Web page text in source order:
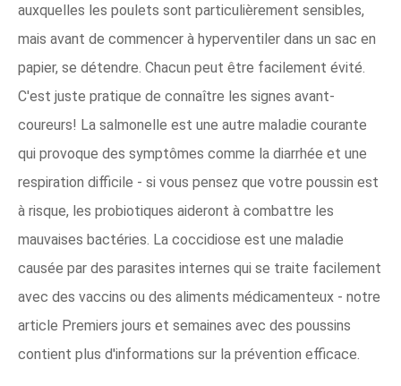
auxquelles les poulets sont particulièrement sensibles,
mais avant de commencer à hyperventiler dans un sac en
papier, se détendre. Chacun peut être facilement évité.
C'est juste pratique de connaître les signes avant-
coureurs! La salmonelle est une autre maladie courante
qui provoque des symptômes comme la diarrhée et une
respiration difficile - si vous pensez que votre poussin est
à risque, les probiotiques aideront à combattre les
mauvaises bactéries. La coccidiose est une maladie
causée par des parasites internes qui se traite facilement
avec des vaccins ou des aliments médicamenteux - notre
article Premiers jours et semaines avec des poussins
contient plus d'informations sur la prévention efficace.